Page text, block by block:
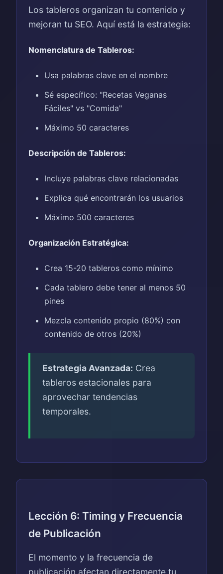
Los tableros organizan tu contenido y
mejoran tu SEO. Aquí está la estrategia:
Nomenclatura de Tableros:
Usa palabras clave en el nombre
Sé específico: "Recetas Veganas
Fáciles" vs "Comida"
Máximo 50 caracteres
Descripción de Tableros:
Incluye palabras clave relacionadas
Explica qué encontrarán los usuarios
Máximo 500 caracteres
Organización Estratégica:
Crea 15-20 tableros como mínimo
Cada tablero debe tener al menos 50
pines
Mezcla contenido propio (80%) con
contenido de otros (20%)
Estrategia Avanzada: Crea
tableros estacionales para
aprovechar tendencias
temporales.
Lección 6: Timing y Frecuencia
de Publicación
El momento y la frecuencia de
publicación afectan directamente tu